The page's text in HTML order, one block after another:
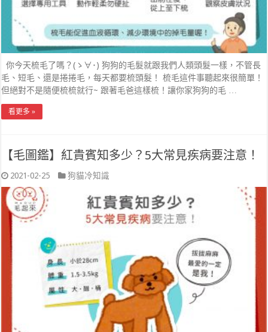
你今天梳毛了嗎？(ゝ∀･) 狗狗的毛髮就跟我們人類頭髮一樣，不管長
毛、短毛、還是捲捲毛，每天都要梳頭髮！ 梳毛這件事聽起來很簡單！
但絕對不是隨便梳梳就行~ 跟著毛爸這樣梳！讓你家狗狗的毛 …
看更多 »
【毛圖鑑】紅貴賓知多少？5大常見疾病要注意！
2021-02-25 狗貓冷知識